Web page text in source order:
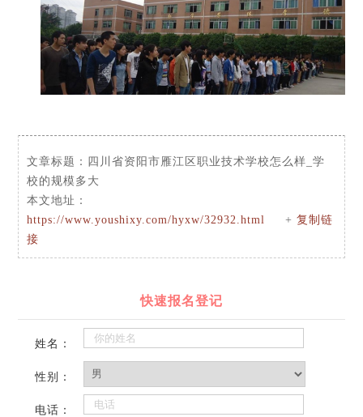
文章标题： 四川省资阳市雁江区职业技术学校怎么样_学
校的规模多大
本文地址：
https://www.youshixy.com/hyxw/32932.html
+复制链
接
快速报名登记
姓名：
性别：
电话：